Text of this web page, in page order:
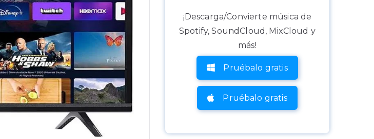
¡Descarga/Convierte música de
Spotify, SoundCloud, MixCloud y
más!
Pruébalo gratis
Pruébalo gratis